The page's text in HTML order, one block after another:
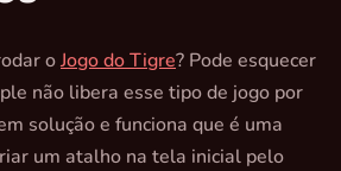
oJogo do Tigre? Pode esquecer
não libera esse tipo de jogo por
solução e funciona que é uma
um atalho na tela inicial pelo